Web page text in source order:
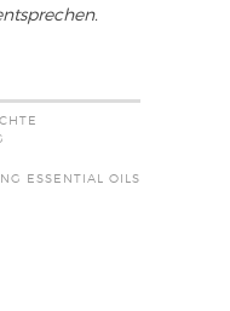
ESSENTIAL OILS